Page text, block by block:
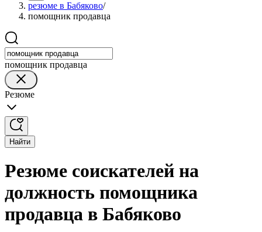
резюме в Бабяково/
помощник продавца
помощник продавца
Резюме
Найти
Резюме соискателей на
должность помощника
продавца в Бабяково